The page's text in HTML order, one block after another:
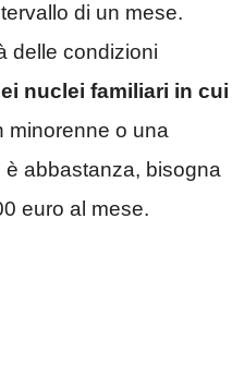
di un mese.
delle condizioni
nuclei familiari in cui
minorenne o una
è abbastanza, bisogna
euro al mese.